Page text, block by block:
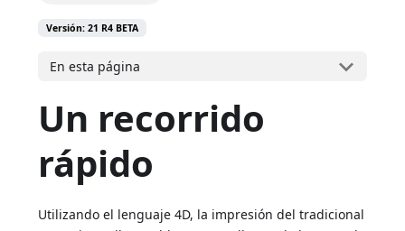
Versión: 21 R4 BETA
En esta página
Un recorrido
rápido
Utilizando el lenguaje 4D, la impresión del tradicional